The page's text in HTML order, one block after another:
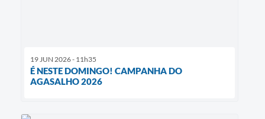
19 JUN 2026 - 11h35
É NESTE DOMINGO! CAMPANHA DO
AGASALHO 2026